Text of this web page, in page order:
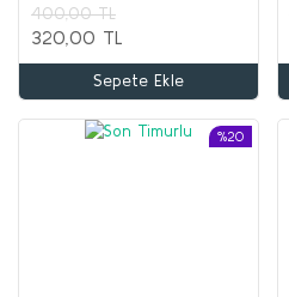
400,00 TL
320,00 TL
Sepete Ekle
%20